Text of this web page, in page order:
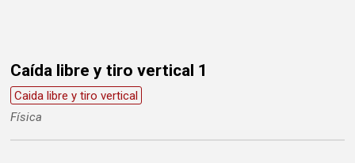
Caída libre y tiro vertical 1
Caida libre y tiro vertical
Física